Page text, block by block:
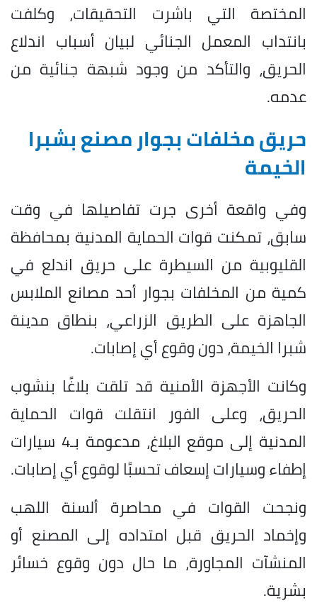
المختصة التي باشرت التحقيقات، وكلفت
بانتداب المعمل الجنائي لبيان أسباب اندلاع
الحريق، والتأكد من وجود شبهة جنائية من
عدمه.
حريق مخلفات بجوار مصنع بشبرا
الخيمة
وفي واقعة أخرى جرت تفاصيلها في وقت
سابق، تمكنت قوات الحماية المدنية بمحافظة
القليوبية من السيطرة على حريق اندلع في
كمية من المخلفات بجوار أحد مصانع الملابس
الجاهزة على الطريق الزراعي، بنطاق مدينة
شبرا الخيمة، دون وقوع أيإصابات.
وكانت الأجهزة الأمنية قد تلقت بلاغًا بنشوب
الحريق، وعلى الفور انتقلت قوات الحماية
المدنية إلى موقع البلاغ، مدعومة بـ4 سيارات
إطفاء وسيارات إسعاف تحسبًا لوقوع أي إصابات.
ونجحت القوات في محاصرة ألسنة اللهب
وإخماد الحريق قبل امتداده إلى المصنع أو
المنشآت المجاورة، ما حال دون وقوع خسائر
بشرية.